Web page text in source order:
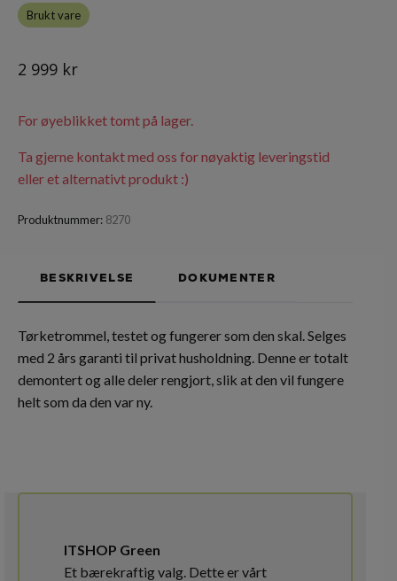
Brukt vare
2 999 kr
For øyeblikket tomt på lager.
Ta gjerne kontakt med oss for nøyaktig leveringstid
eller et alternativt produkt :)
Produktnummer: 8270
BESKRIVELSE DOKUMENTER
Tørketrommel, testet og fungerer som den skal. Selges
med 2 års garanti til privat husholdning. Denne er totalt
demontert og alle deler rengjort, slik at den vil fungere
helt som da den var ny.
ITSHOP Green
Et bærekraftig valg. Dette er vårt